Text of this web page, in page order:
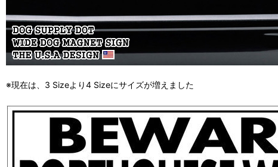
※現在は、3 Sizeより4 Sizeにサイズが増えました